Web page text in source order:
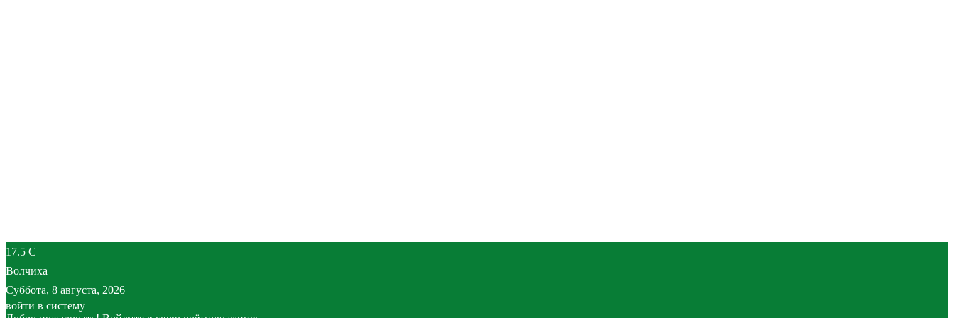
17.5 C
Волчиха
Суббота, 8 августа, 2026
войти в систему